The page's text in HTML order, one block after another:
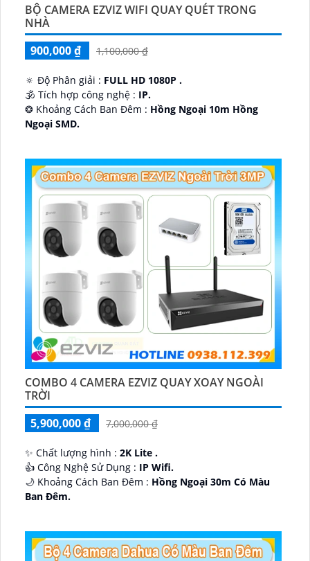
BỘ CAMERA EZVIZ WIFI QUAY QUÉT TRONG
NHÀ
900,000 ₫
1,100,000 ₫
🔅 Độ Phân giải : FULL HD 1080P .
🕉️ Tích hợp công nghệ : IP.
❂ Khoảng Cách Ban Đêm : Hồng Ngoại 10m Hồng
Ngoại SMD.
COMBO 4 CAMERA EZVIZ QUAY XOAY NGOÀI
TRỜI
5,900,000 ₫
7,000,000 ₫
✨ Chất lượng hình : 2K Lite .
👍 Công Nghệ Sử Dụng : IP Wifi.
🌙 Khoảng Cách Ban Đêm : Hồng Ngoại 30m Có Màu
Ban Ðêm.